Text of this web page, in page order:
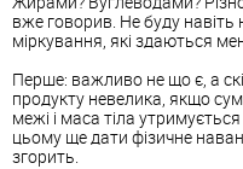
вже говорив. Не буду
міркування, які здаються
Перше: важливо не що є, а
продукту невелика, якщо
межі і маса тіла
цьому ще дати фізичне
згорить.